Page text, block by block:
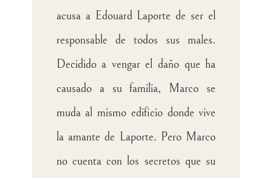
acusa a Edouard Laporte de ser el
responsable de todos sus males.
Decidido a vengar el daño que ha
causado a su familia, Marco se
muda al mismo edificio donde vive
la amante de Laporte. Pero Marco
no cuenta con los secretos que su